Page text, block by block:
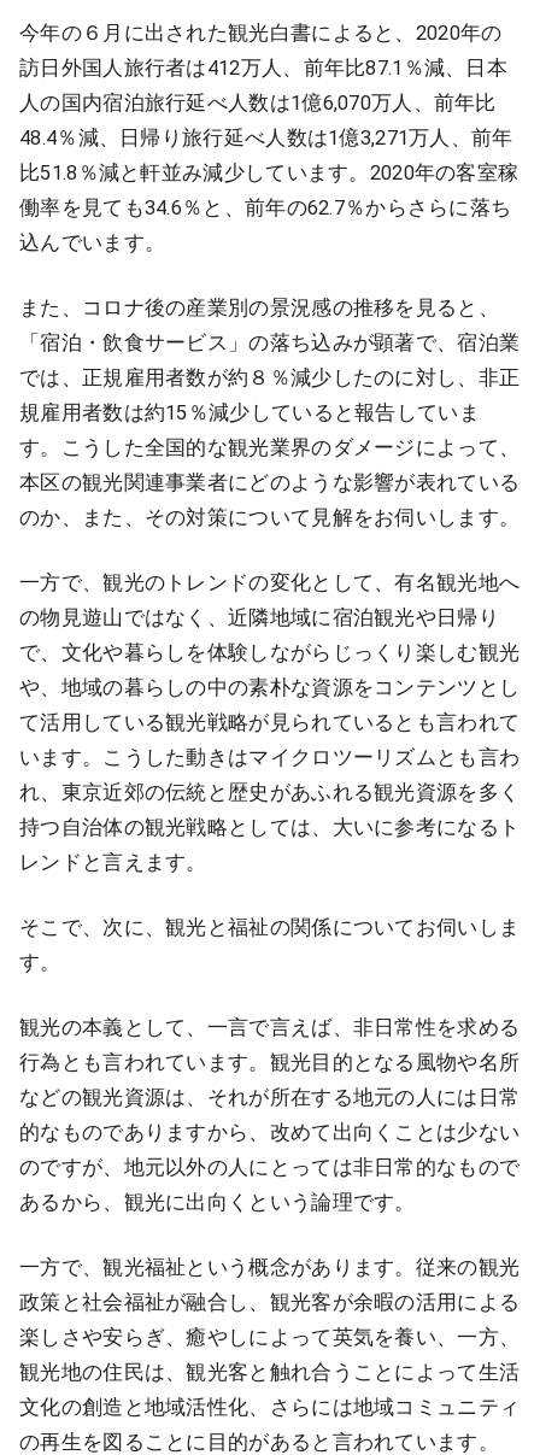
今年の６月に出された観光白書によると、2020年の
訪日外国人旅行者は412万人、前年比87.1％減、日本
人の国内宿泊旅行延べ人数は1億6,070万人、前年比
48.4％減、日帰り旅行延べ人数は1億3,271万人、前年
比51.8％減と軒並み減少しています。2020年の客室稼
働率を見ても34.6％と、前年の62.7％からさらに落ち
込んでいます。
また、コロナ後の産業別の景況感の推移を見ると、
「宿泊・飲食サービス」の落ち込みが顕著で、宿泊業
では、正規雇用者数が約８％減少したのに対し、非正
規雇用者数は約15％減少していると報告していま
す。こうした全国的な観光業界のダメージによって、
本区の観光関連事業者にどのような影響が表れている
のか、また、その対策について見解をお伺いします。
一方で、観光のトレンドの変化として、有名観光地へ
の物見遊山ではなく、近隣地域に宿泊観光や日帰り
で、文化や暮らしを体験しながらじっくり楽しむ観光
や、地域の暮らしの中の素朴な資源をコンテンツとし
て活用している観光戦略が見られているとも言われて
います。こうした動きはマイクロツーリズムとも言わ
れ、東京近郊の伝統と歴史があふれる観光資源を多く
持つ自治体の観光戦略としては、大いに参考になるト
レンドと言えます。
そこで、次に、観光と福祉の関係についてお伺いしま
す。
観光の本義として、一言で言えば、非日常性を求める
行為とも言われています。観光目的となる風物や名所
などの観光資源は、それが所在する地元の人には日常
的なものでありますから、改めて出向くことは少ない
のですが、地元以外の人にとっては非日常的なもので
あるから、観光に出向くという論理です。
一方で、観光福祉という概念があります。従来の観光
政策と社会福祉が融合し、観光客が余暇の活用による
楽しさや安らぎ、癒やしによって英気を養い、一方、
観光地の住民は、観光客と触れ合うことによって生活
文化の創造と地域活性化、さらには地域コミュニティ
の再生を図ることに目的があると言われています。